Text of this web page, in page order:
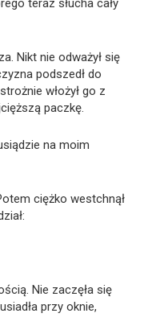
teraz słucha cały
Nikt nie odważył się
podszedł do
włożył go z
paczkę.
na moim
ciężko westchnął
Nie zaczęła się
przy oknie,